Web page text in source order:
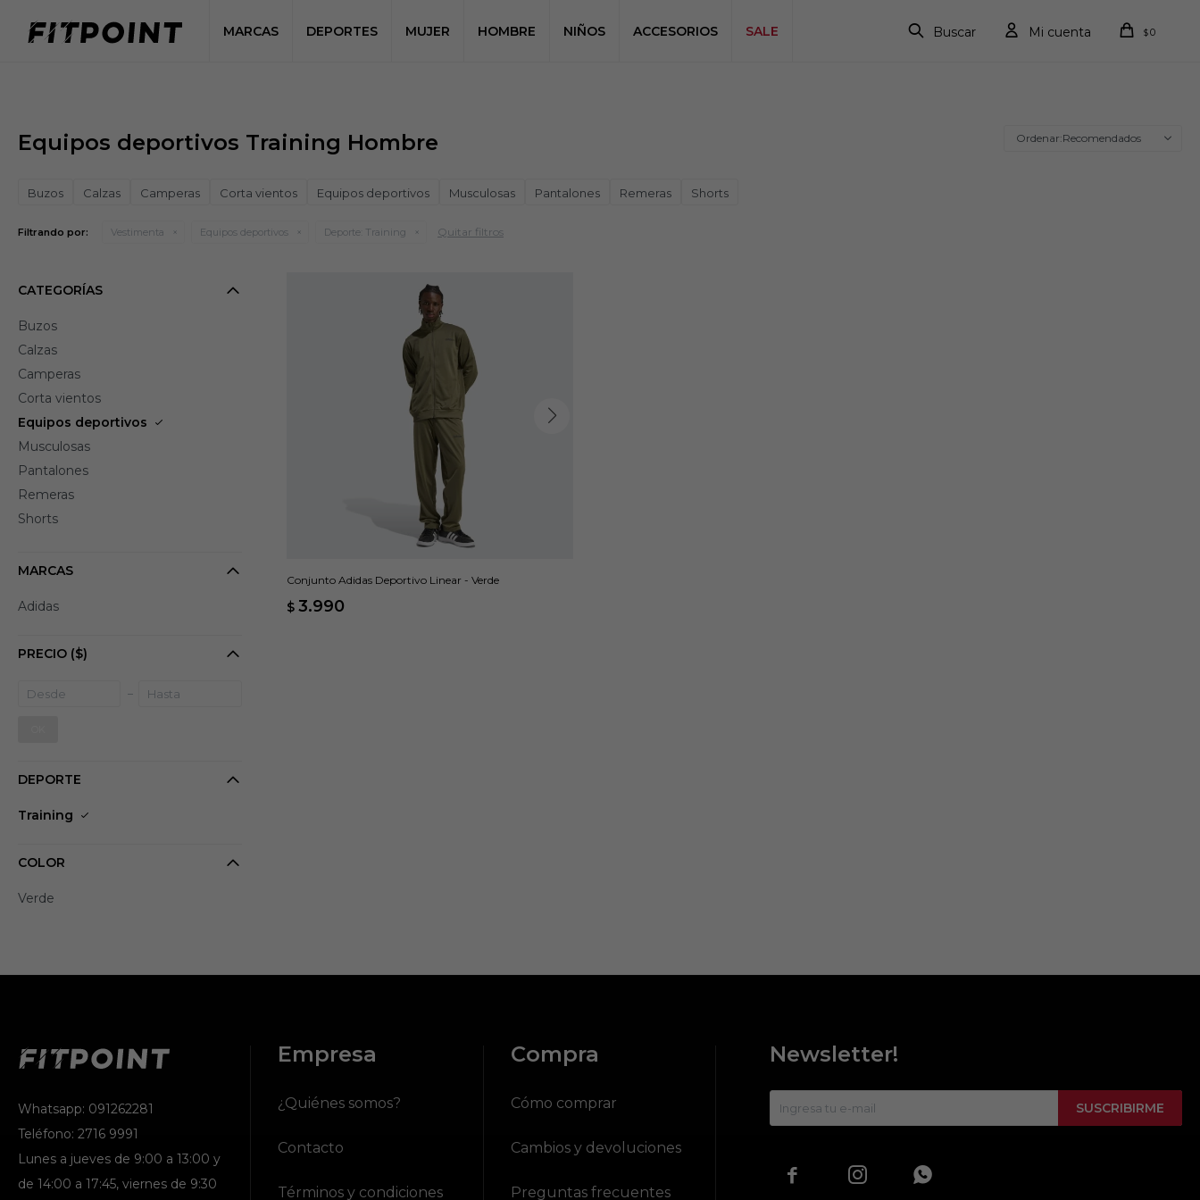
MARCAS DEPORTES MUJER HOMBRE NIÑOS ACCESORIOS SALE $0
Equipos deportivos Training Hombre Recomendados
Buzos Calzas Camperas Corta vientos Equipos deportivos Musculosas Pantalones Remeras Shorts
Filtrando por: Vestimenta Equipos deportivos Deporte: Training Quitar filtros
Conjunto Adidas Deportivo Linear - Verde
$ 3.990
CATEGORÍAS
Buzos
Calzas
Camperas
Corta vientos
Equipos deportivos
Musculosas
Pantalones
Remeras
Shorts
MARCAS
Adidas
PRECIO ($)
DEPORTE
Training
COLOR
Verde
Whatsapp: 091262281
Teléfono: 2716 9991
Lunes a jueves de 9:00 a 13:00 y
de 14:00 a 17:45, viernes de 9:30
Empresa
¿Quiénes somos?
Contacto
Términos y condiciones
Compra
Cómo comprar
Cambios y devoluciones
Preguntas frecuentes
Newsletter!
SUSCRIBIRME
  